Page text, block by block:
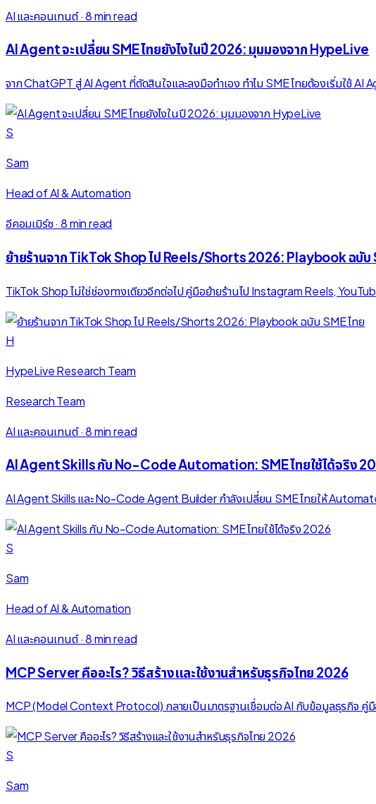
AI และคอนเทนต์·8 min read
AI Agent จะเปลี่ยน SME ไทยยังไงในปี 2026: มุมมองจาก HypeLive
จาก ChatGPT สู่ AI Agent ที่ตัดสินใจและลงมือทำเอง ทำไม SME ไทยต้องเริ่มใช้
S
Sam
Head of AI & Automation
อีคอมเมิร์ซ·8 min read
ย้ายร้านจาก TikTok Shop ไป Reels/Shorts 2026: Playbook ฉบับ
TikTok Shop ไม่ใช่ช่องทางเดียวอีกต่อไป คู่มือย้ายร้านไป Instagram Reels,
H
HypeLive Research Team
Research Team
AI และคอนเทนต์·8 min read
AI Agent Skills กับ No-Code Automation: SME ไทยใช้ได้จริง
AI Agent Skills และ No-Code Agent Builder กำลังเปลี่ยน SME ไทยให้
S
Sam
Head of AI & Automation
AI และคอนเทนต์·8 min read
MCP Server คืออะไร? วิธีสร้างและใช้งานสำหรับธุรกิจไทย 2026
MCP (Model Context Protocol) กลายเป็นมาตรฐานเชื่อมต่อ AI กับข้อมูลธุรกิจ คู่
S
Sam